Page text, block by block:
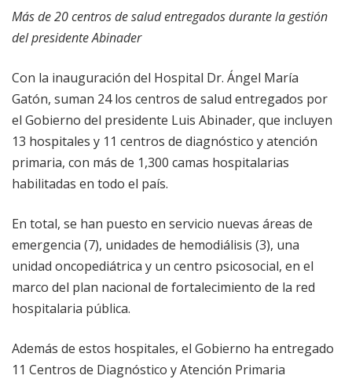
Más de 20 centros de salud entregados durante la gestión
del presidente Abinader
Con la inauguración del Hospital Dr. Ángel María
Gatón, suman 24 los centros de salud entregados por
el Gobierno del presidente Luis Abinader, que incluyen
13 hospitales y 11 centros de diagnóstico y atención
primaria, con más de 1,300 camas hospitalarias
habilitadas en todo el país.
En total, se han puesto en servicio nuevas áreas de
emergencia (7), unidades de hemodiálisis (3), una
unidad oncopediátrica y un centro psicosocial, en el
marco del plan nacional de fortalecimiento de la red
hospitalaria pública.
Además de estos hospitales, el Gobierno ha entregado
11 Centros de Diagnóstico y Atención Primaria